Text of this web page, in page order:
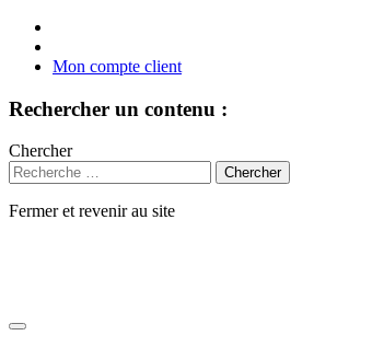
Mon compte client
Rechercher un contenu :
Chercher
Fermer et revenir au site